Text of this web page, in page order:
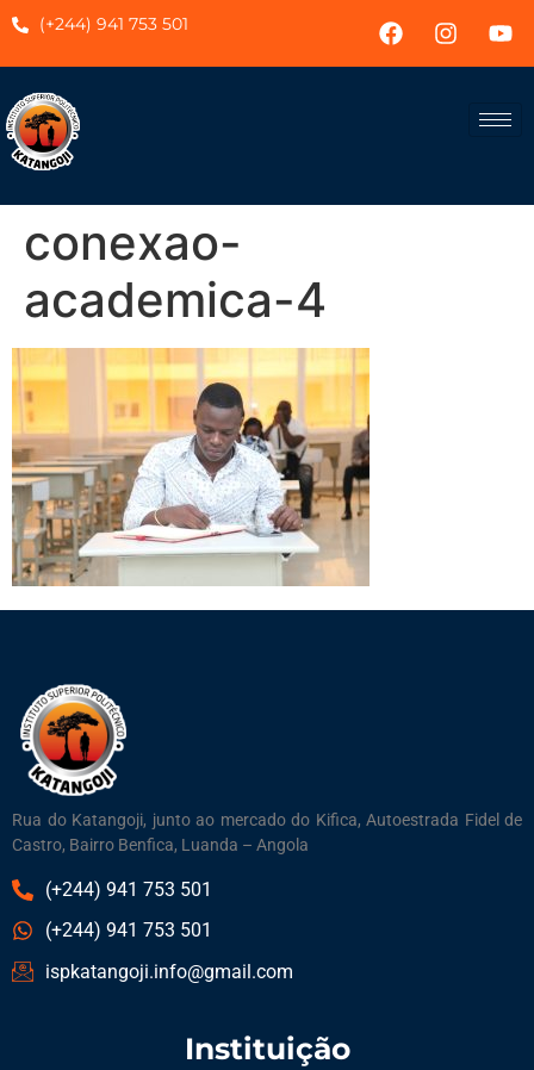
(+244) 941 753 501
conexao-
academica-4
Rua do Katangoji, junto ao mercado do Kifica, Autoestrada Fidel de
Castro, Bairro Benfica, Luanda – Angola
(+244) 941 753 501
(+244) 941 753 501
ispkatangoji.info@gmail.com
Instituição